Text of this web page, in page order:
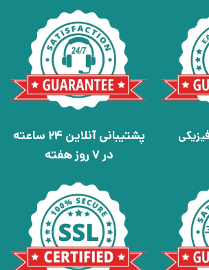
پشتیبانی آنلاین 24 ساعته
در 7 روز هفته